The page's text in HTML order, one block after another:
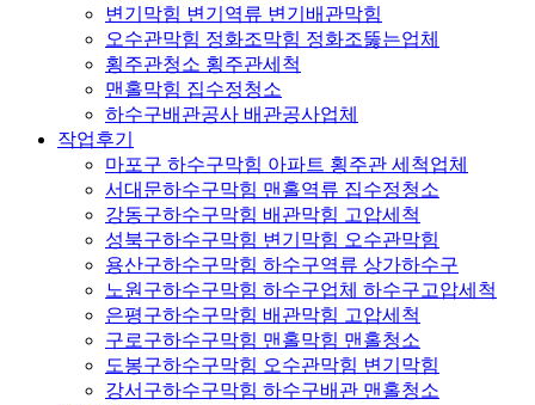
변기막힘 변기역류 변기배관막힘
오수관막힘 정화조막힘 정화조뚫는업체
횡주관청소 횡주관세척
맨홀막힘 집수정청소
하수구배관공사 배관공사업체
작업후기
마포구 하수구막힘 아파트 횡주관 세척업체
서대문하수구막힘 맨홀역류 집수정청소
강동구하수구막힘 배관막힘 고압세척
성북구하수구막힘 변기막힘 오수관막힘
용산구하수구막힘 하수구역류 상가하수구
노원구하수구막힘 하수구업체 하수구고압세척
은평구하수구막힘 배관막힘 고압세척
구로구하수구막힘 맨홀막힘 맨홀청소
도봉구하수구막힘 오수관막힘 변기막힘
강서구하수구막힘 하수구배관 맨홀청소